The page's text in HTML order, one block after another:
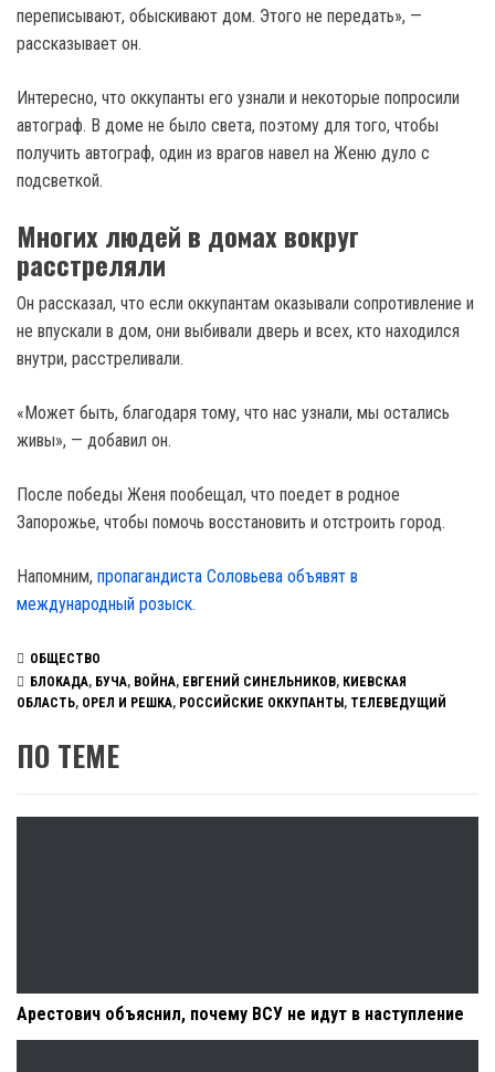
переписывают, обыскивают дом. Этого не передать», —
рассказывает он.
Интересно, что оккупанты его узнали и некоторые попросили
автограф. В доме не было света, поэтому для того, чтобы
получить автограф, один из врагов навел на Женю дуло с
подсветкой.
Многих людей в домах вокруг
расстреляли
Он рассказал, что если оккупантам оказывали сопротивление и
не впускали в дом, они выбивали дверь и всех, кто находился
внутри, расстреливали.
«Может быть, благодаря тому, что нас узнали, мы остались
живы», — добавил он.
После победы Женя пообещал, что поедет в родное
Запорожье, чтобы помочь восстановить и отстроить город.
Напомним, пропагандиста Соловьева объявят в
международный розыск.
ОБЩЕСТВО
БЛОКАДА, БУЧА, ВОЙНА, ЕВГЕНИЙ СИНЕЛЬНИКОВ, КИЕВСКАЯ
ОБЛАСТЬ, ОРЕЛ И РЕШКА, РОССИЙСКИЕ ОККУПАНТЫ , ТЕЛЕВЕДУЩИЙ
ПО ТЕМЕ
Арестович объяснил, почему ВСУ не идут в наступление